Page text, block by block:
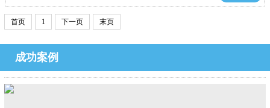
首页 1 下一页 末页
成功案例